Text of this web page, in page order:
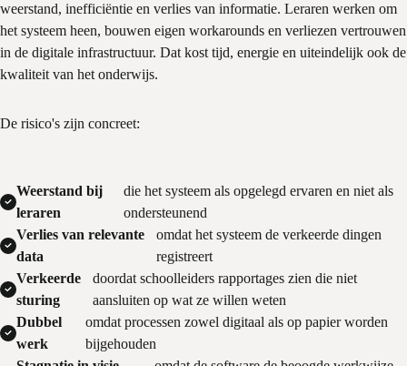
weerstand, inefficiëntie en verlies van informatie. Leraren werken om
het systeem heen, bouwen eigen workarounds en verliezen vertrouwen
in de digitale infrastructuur. Dat kost tijd, energie en uiteindelijk ook de
kwaliteit van het onderwijs.
De risico's zijn concreet:
Weerstand bij
leraren
die het systeem als opgelegd ervaren en niet als
ondersteunend
Verlies van relevante
data
omdat het systeem de verkeerde dingen
registreert
Verkeerde
sturing
doordat schoolleiders rapportages zien die niet
aansluiten op wat ze willen weten
Dubbel
werk
omdat processen zowel digitaal als op papier worden
bijgehouden